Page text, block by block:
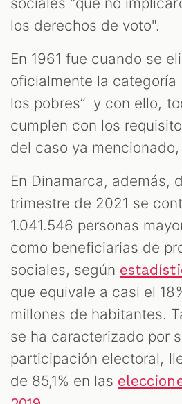
los derechos de voto".
En 1961 fue cuando se
oficialmente la categoría
los pobres” y con ello,
cumplen con los
del caso ya
En Dinamarca, además,
trimestre de 2021 se
1.041.546 personas
como beneficiarias de
sociales, según
que equivale a casi el
millones de habitantes.
se ha caracterizado por
participación electoral,
de 85,1% en las